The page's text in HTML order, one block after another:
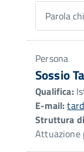
Parola
Persona
Sossio
Qualifica:
E-mail:
Struttura
Attuazione